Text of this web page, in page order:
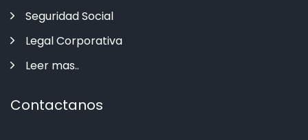
Seguridad Social
Legal Corporativa
Leer mas..
Contactanos